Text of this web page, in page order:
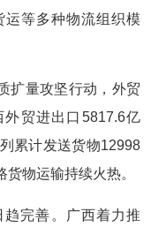
等多种物流组织模
扩量攻坚行动，外贸
贸进出口5817.6亿
累计发送货物12998
物运输持续火热。
完善。广西着力推